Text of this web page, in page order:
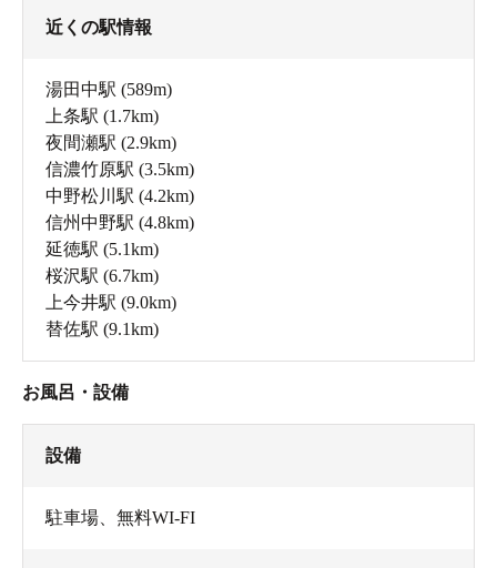
近くの駅情報
湯田中駅 (589m)
上条駅 (1.7km)
夜間瀬駅 (2.9km)
信濃竹原駅 (3.5km)
中野松川駅 (4.2km)
信州中野駅 (4.8km)
延徳駅 (5.1km)
桜沢駅 (6.7km)
上今井駅 (9.0km)
替佐駅 (9.1km)
お風呂・設備
設備
駐車場 無料WI-FI